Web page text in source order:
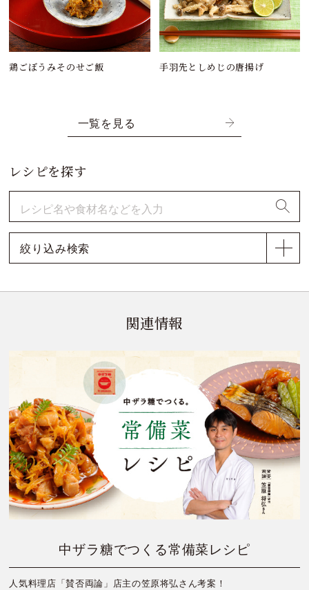
鶏ごぼうみそのせご飯 手羽先としめじの唐揚げ
一覧を見る
レシピを探す
絞り込み検索
関連情報
中ザラ糖でつくる常備菜レシピ
人気料理店「賛否両論」店主の笠原将弘さん考案！